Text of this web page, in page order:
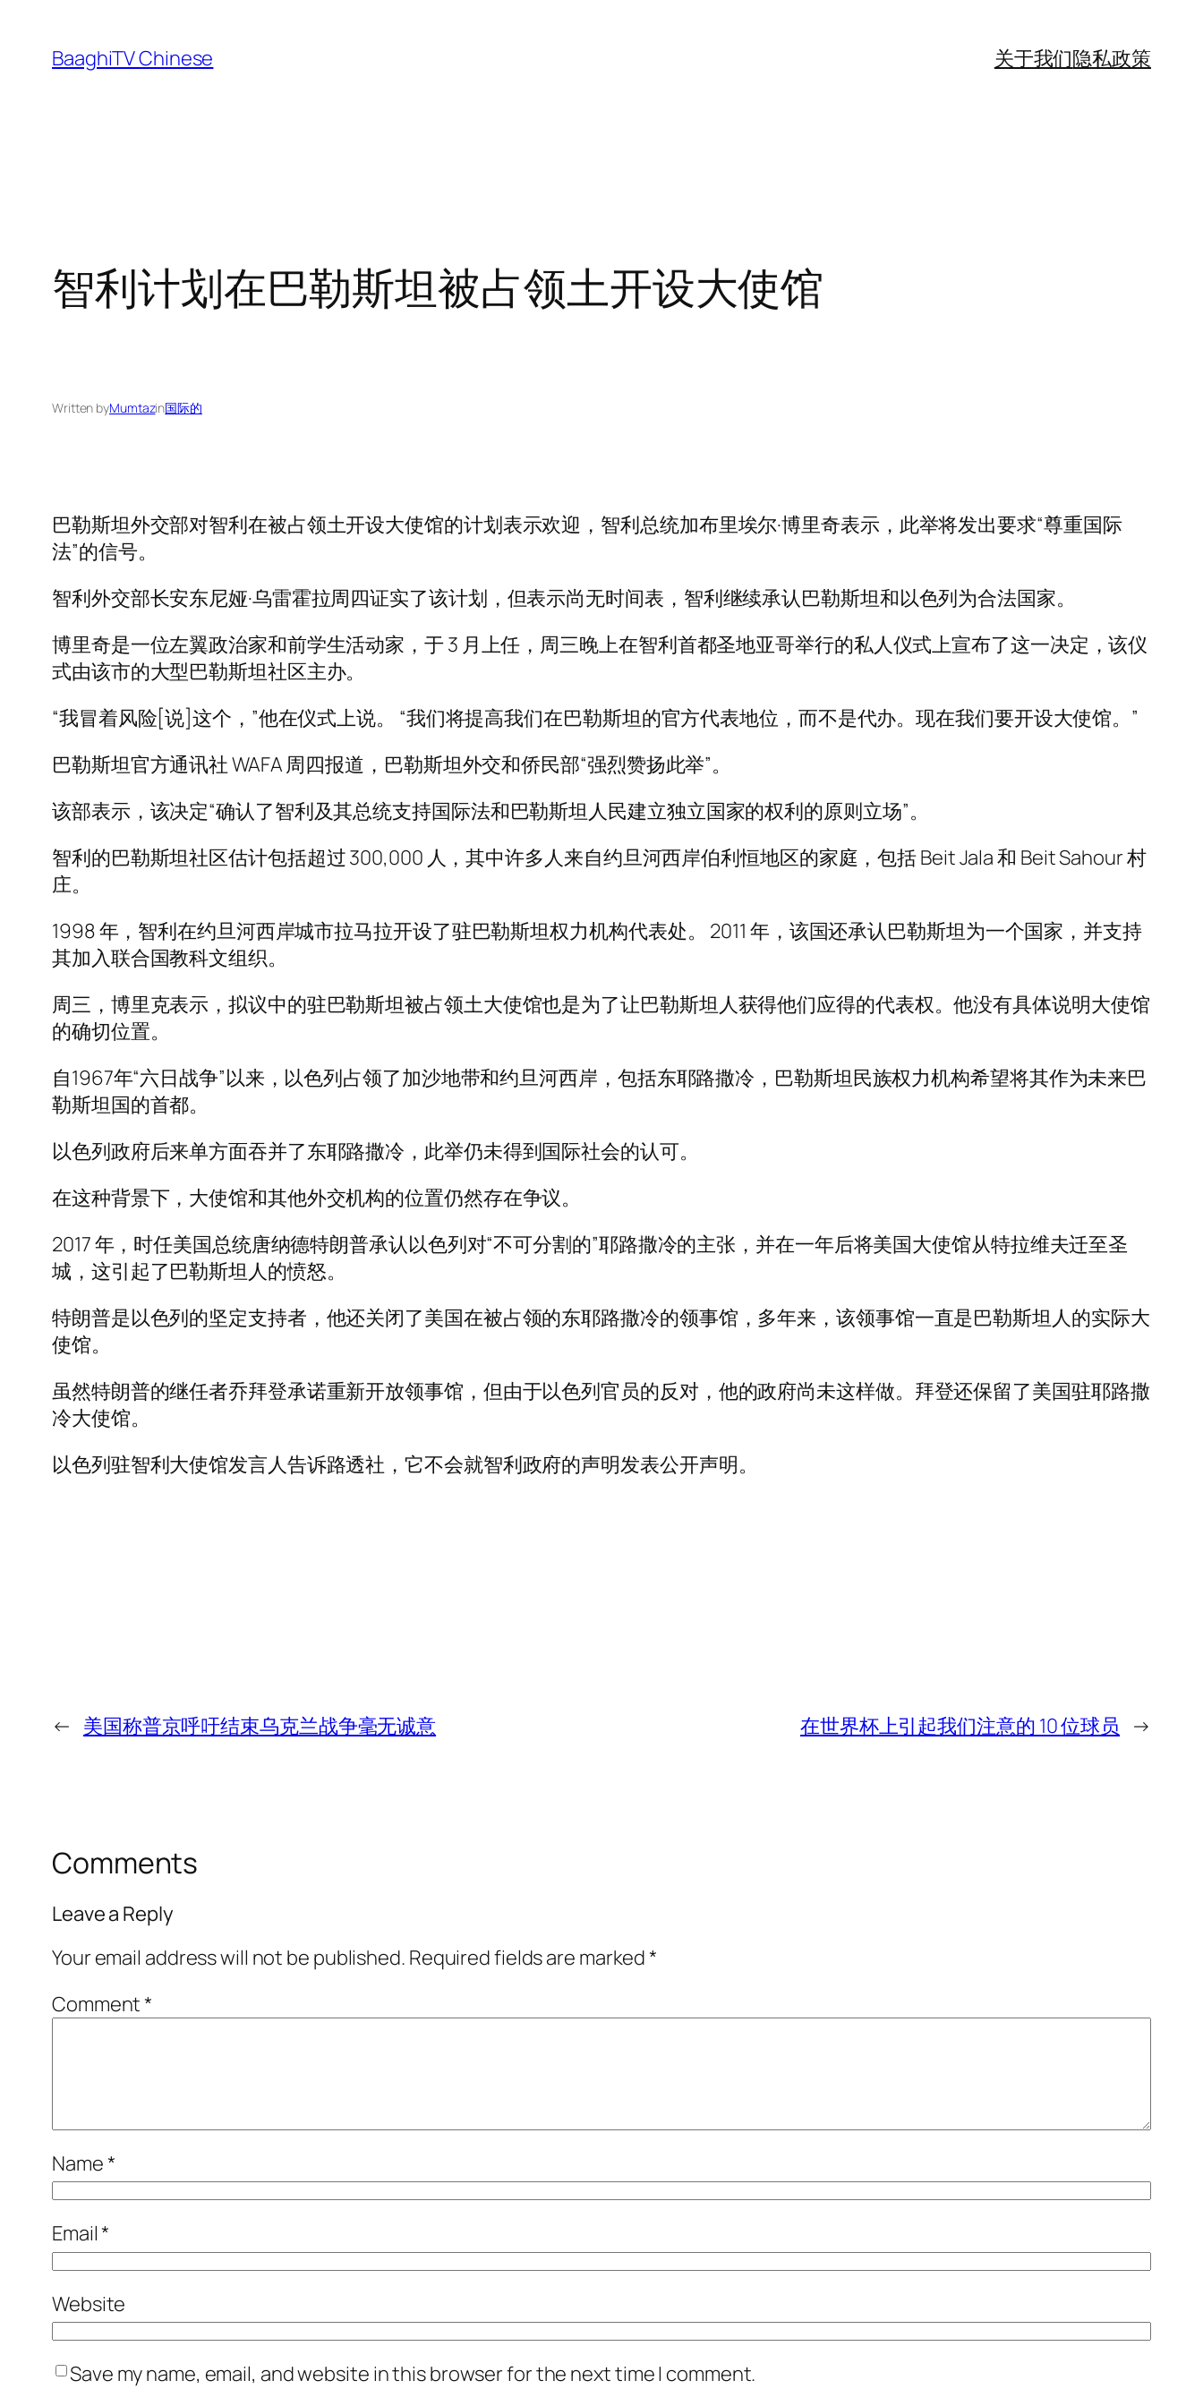
content
BaaghiTV Chinese 关于我们隐私政策
智利计划在巴勒斯坦被占领土开设大使馆
Written byMumtazin国际的
巴勒斯坦外交部对智利在被占领土开设大使馆的计划表示欢迎，智利总统加布里埃尔·博里奇表示，此举将发出要求“尊重国际
法”的信号。
智利外交部长安东尼娅·乌雷霍拉周四证实了该计划，但表示尚无时间表，智利继续承认巴勒斯坦和以色列为合法国家。
博里奇是一位左翼政治家和前学生活动家，于 3 月上任，周三晚上在智利首都圣地亚哥举行的私人仪式上宣布了这一决定，该仪
式由该市的大型巴勒斯坦社区主办。
“我冒着风险[说]这个，”他在仪式上说。 “我们将提高我们在巴勒斯坦的官方代表地位，而不是代办。现在我们要开设大使馆。”
巴勒斯坦官方通讯社 WAFA 周四报道，巴勒斯坦外交和侨民部“强烈赞扬此举”。
该部表示，该决定“确认了智利及其总统支持国际法和巴勒斯坦人民建立独立国家的权利的原则立场”。
智利的巴勒斯坦社区估计包括超过 300,000 人，其中许多人来自约旦河西岸伯利恒地区的家庭，包括 Beit Jala 和 Beit Sahour 村
庄。
1998 年，智利在约旦河西岸城市拉马拉开设了驻巴勒斯坦权力机构代表处。 2011 年，该国还承认巴勒斯坦为一个国家，并支持
其加入联合国教科文组织。
周三，博里克表示，拟议中的驻巴勒斯坦被占领土大使馆也是为了让巴勒斯坦人获得他们应得的代表权。他没有具体说明大使馆
的确切位置。
自1967年“六日战争”以来，以色列占领了加沙地带和约旦河西岸，包括东耶路撒冷，巴勒斯坦民族权力机构希望将其作为未来巴
勒斯坦国的首都。
以色列政府后来单方面吞并了东耶路撒冷，此举仍未得到国际社会的认可。
在这种背景下，大使馆和其他外交机构的位置仍然存在争议。
2017 年，时任美国总统唐纳德特朗普承认以色列对“不可分割的”耶路撒冷的主张，并在一年后将美国大使馆从特拉维夫迁至圣
城，这引起了巴勒斯坦人的愤怒。
特朗普是以色列的坚定支持者，他还关闭了美国在被占领的东耶路撒冷的领事馆，多年来，该领事馆一直是巴勒斯坦人的实际大
使馆。
虽然特朗普的继任者乔拜登承诺重新开放领事馆，但由于以色列官员的反对，他的政府尚未这样做。拜登还保留了美国驻耶路撒
冷大使馆。
以色列驻智利大使馆发言人告诉路透社，它不会就智利政府的声明发表公开声明。
← 美国称普京呼吁结束乌克兰战争毫无诚意 在世界杯上引起我们注意的 10 位球员 →
Comments
Leave a Reply
Your email address will not be published. Required fields are marked*
Comment*
Name*
Email*
Website
Save my name, email, and website in this browser for the next time I comment.